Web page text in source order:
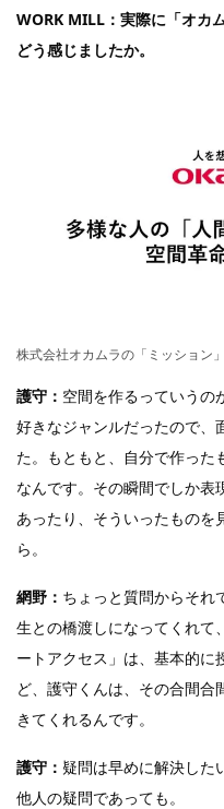
WORK MILL：実際に「オカ
どう感じましたか。
株式会社オカムラの「ミッション」
護守： 空間を作るっていうの
好きなジャンルだったので、
た。もともと、自分で作った
なんです。その瞬間でしか表
あったり、そういったものを
ら。
網野： ちょっと質問からそれ
生との橋渡しになってくれて
ートアクセス」は、基本的に
ど、護守くんは、その合間合
きてくれるんです。
護守： 疑問は早めに解決した
他人の疑問であっても。